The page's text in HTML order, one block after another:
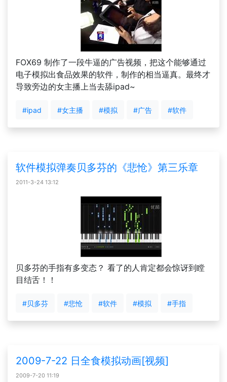
FOX69 制作了一段牛逼的广告视频，把这个能够通过
电子模拟出食品效果的软件，制作的相当逼真。最终才
导致旁边的女主播上当去舔ipad~
#ipad #女主播 #模拟 #广告 #软件
软件模拟弹奏贝多芬的《悲怆》第三乐章
2011-3-24 13:12
贝多芬的手指有多变态？ 看了的人肯定都会惊讶到瞠
目结舌！！
#贝多芬 #悲怆 #软件 #模拟 #手指
2009-7-22 日全食模拟动画[视频]
2009-7-20 11:19